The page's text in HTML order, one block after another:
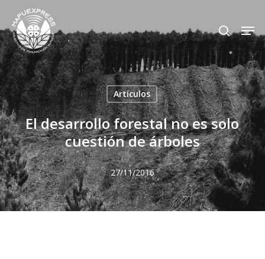
to
main
content
search
Artículos
El desarrollo forestal no es solo
cuestión de árboles
27/11/2016
Close
Menu